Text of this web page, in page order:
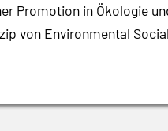
Promotion in Ökologie
von Environmental